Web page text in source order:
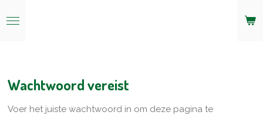
direct
Wachtwoord vereist
Voer het juiste wachtwoord in om deze pagina te